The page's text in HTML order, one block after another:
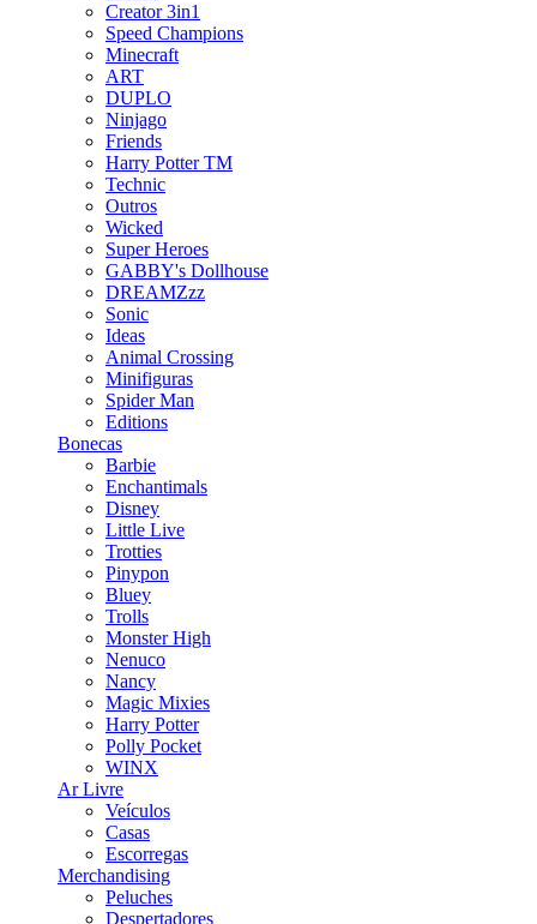
Creator 3in1
Speed Champions
Minecraft
ART
DUPLO
Ninjago
Friends
Harry Potter TM
Technic
Outros
Wicked
Super Heroes
GABBY's Dollhouse
DREAMZzz
Sonic
Ideas
Animal Crossing
Minifiguras
Spider Man
Editions
Bonecas
Barbie
Enchantimals
Disney
Little Live
Trotties
Pinypon
Bluey
Trolls
Monster High
Nenuco
Nancy
Magic Mixies
Harry Potter
Polly Pocket
WINX
Ar Livre
Veículos
Casas
Escorregas
Merchandising
Peluches
Despertadores